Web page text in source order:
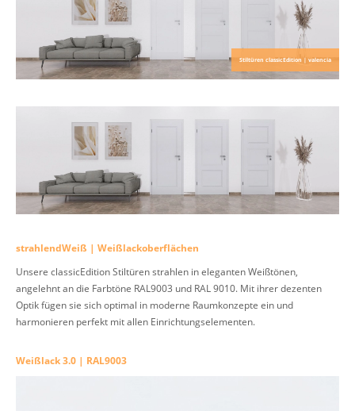
Stiltüren classicEdition | valencia
strahlendWeiß | Weißlackoberflächen
Unsere classicEdition Stiltüren strahlen in eleganten Weißtönen,
angelehnt an die Farbtöne RAL9003 und RAL 9010. Mit ihrer dezenten
Optik fügen sie sich optimal in moderne Raumkonzepte ein und
harmonieren perfekt mit allen Einrichtungselementen.
Weißlack 3.0 | RAL9003